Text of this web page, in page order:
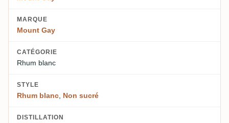
MARQUE
Mount Gay
CATÉGORIE
Rhum blanc
STYLE
Rhum blanc, Non sucré
DISTILLATION